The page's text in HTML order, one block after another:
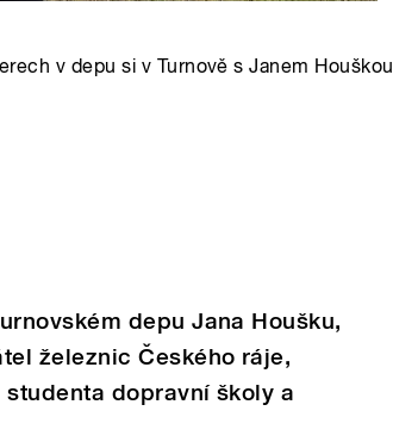
v depu si v Turnově s Janem Houškou
depu Jana Houšku,
železnic Českého ráje,
dopravní školy a